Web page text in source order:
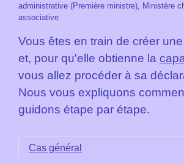
administrative (Première ministre), Ministère
associative
Vous êtes en train de créer
et, pour qu'elle obtienne la
vous allez procéder à sa
Nous vous expliquons
guidons étape par étape.
Cas général